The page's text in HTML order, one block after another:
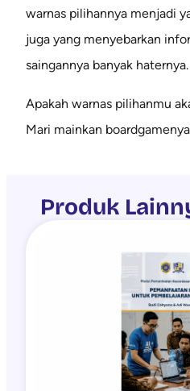
warnas pilihannya menjadi
juga yang menyebarkan
saingannya banyak haternya.
Apakah warnas pilihanmu
Mari mainkan
Produk